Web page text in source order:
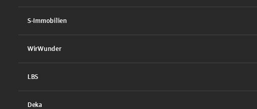
S-Immobilien
WirWunder
LBS
Deka